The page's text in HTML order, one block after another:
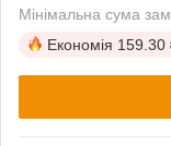
Мінімальна сума
Економія 159.30